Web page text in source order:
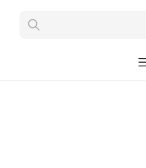
인